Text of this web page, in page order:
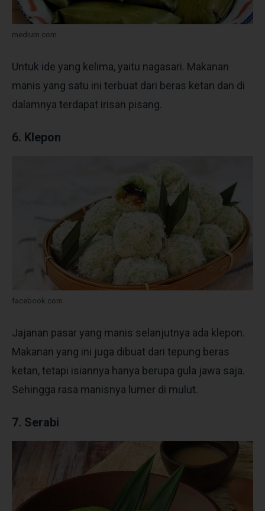
medium.com
Untuk ide yang kelima, yaitu nagasari. Makanan
manis yang satu ini terbuat dari beras ketan dan di
dalamnya terdapat irisan pisang.
6. Klepon
facebook.com
Jajanan pasar yang manis selanjutnya ada klepon.
Makanan yang ini juga dibuat dari tepung beras
ketan, tetapi isiannya hanya berupa gula jawa saja.
Sehingga rasa manisnya lumer di mulut.
7. Serabi